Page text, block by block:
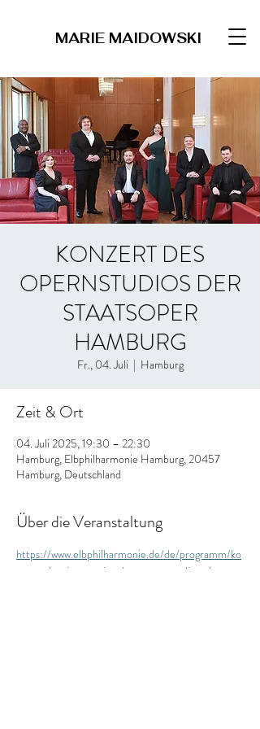
MARIE MAIDOWSKI
KONZERT DES
OPERNSTUDIOS DER
STAATSOPER
HAMBURG
Fr., 04. Juli
  |
Hamburg
Zeit & Ort
04. Juli 2025, 19:30 – 22:30
Hamburg, Elbphilharmonie Hamburg, 20457
Hamburg, Deutschland
Über die Veranstaltung
https://www.elbphilharmonie.de/de/programm/ko
nzert-des-internationalen-opernstudios-der-